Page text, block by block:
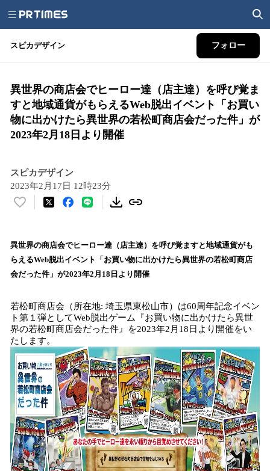
スピカデザイン フォロー
異世界の商店会でヒーロー達（店主達）を呼び覚ま
すと地域通貨がもらえるWeb脱出イベント「お買い
物に出かけたら異世界の若松町商店会だった件」が
2023年2月18日より開催
スピカデザイン
2023年2月17日 12時23分
い
！
数
を
込
み
中
で
す
異世界の商店会でヒーロー達（店主達）を呼び覚ますと地域通貨がも
らえるWeb脱出イベント「お買い物に出かけたら異世界の若松町商店
会だった件」が2023年2月18日より開催
若松町商店会（所在地: 埼玉県東松山市）は60周年記念イベン
ト第１弾としてWeb脱出ゲーム『お買い物に出かけたら異世
界の若松町商店会だった件』を2023年2月18日より開催をい
たします。